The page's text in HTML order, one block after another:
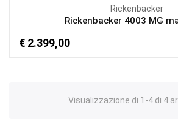
Rickenbacker
Rickenbacker 4003 MG
€ 2.399,00
Visualizzazione di 1-4 di 4